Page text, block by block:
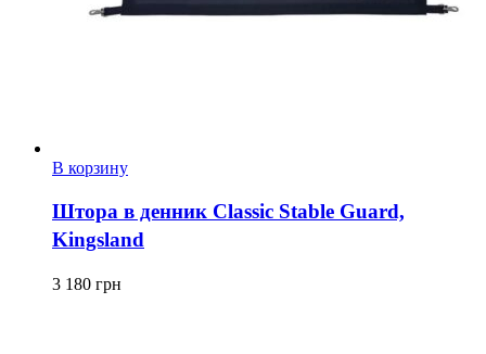
В корзину
Штора в денник Classic Stable Guard,
Kingsland
3 180 грн